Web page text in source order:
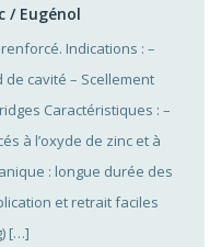
/ Eugénol
Indications : –
cavité – Scellement
Caractéristiques : –
à l’oxyde de zinc et à
: longue durée des
et retrait faciles
[…]